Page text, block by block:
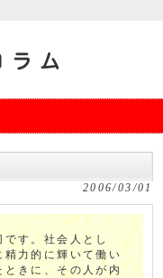
2006/03/01
す。社会人とし
力的に輝いて働い
きに、その人が内